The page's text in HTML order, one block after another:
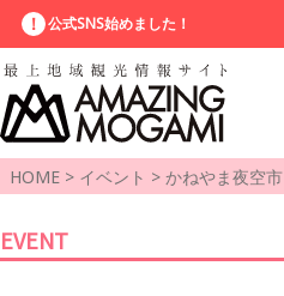
公式SNS始めました！
HOME > イベント > かねやま夜空市
EVENT